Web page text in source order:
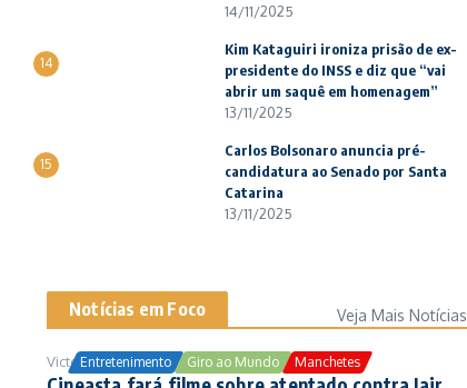
14/11/2025
14
Kim Kataguiri ironiza prisão de ex-
presidente do INSS e diz que “vai
abrir um saquê em homenagem”
13/11/2025
15
Carlos Bolsonaro anuncia pré-
candidatura ao Senado por Santa
Catarina
13/11/2025
Notícias em Foco Veja Mais Notícias
Entretenimento Giro ao Mundo Manchetes
Victor Samuel 24/10/2025